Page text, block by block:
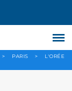
> PARIS >
L'ORÉE